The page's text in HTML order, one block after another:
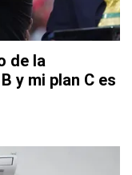
de la
y mi plan C es